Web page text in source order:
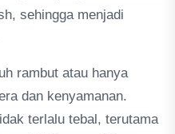
sehingga menjadi
rambut atau hanya
dan kenyamanan.
terlalu tebal, terutama